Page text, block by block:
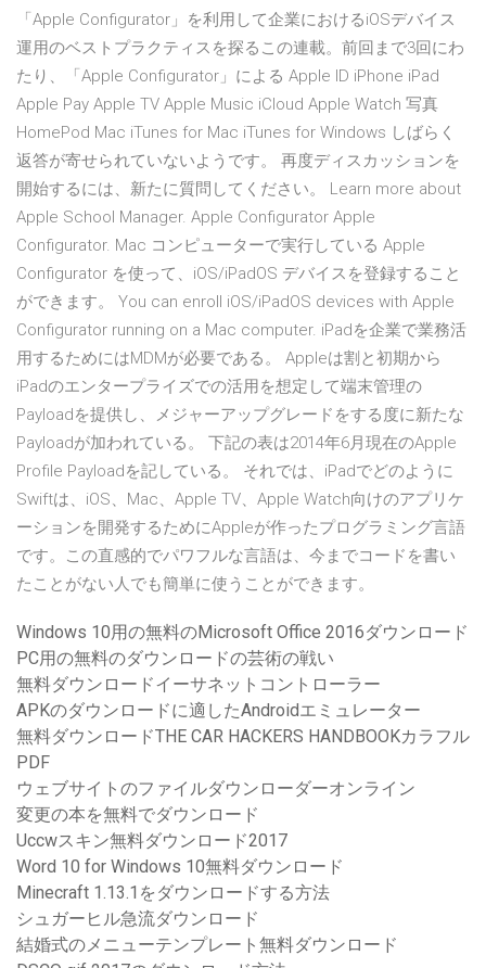
「Apple Configurator」を利用して企業におけるiOSデバイス
運用のベストプラクティスを探るこの連載。前回まで3回にわ
たり、「Apple Configurator」による Apple ID iPhone iPad
Apple Pay Apple TV Apple Music iCloud Apple Watch 写真
HomePod Mac iTunes for Mac iTunes for Windows しばらく
返答が寄せられていないようです。 再度ディスカッションを
開始するには、新たに質問してください。 Learn more about
Apple School Manager. Apple Configurator Apple
Configurator. Mac コンピューターで実行している Apple
Configurator を使って、iOS/iPadOS デバイスを登録すること
ができます。 You can enroll iOS/iPadOS devices with Apple
Configurator running on a Mac computer. iPadを企業で業務活
用するためにはMDMが必要である。 Appleは割と初期から
iPadのエンタープライズでの活用を想定して端末管理の
Payloadを提供し、メジャーアップグレードをする度に新たな
Payloadが加われている。 下記の表は2014年6月現在のApple
Profile Payloadを記している。 それでは、iPadでどのように
Swiftは、iOS、Mac、Apple TV、Apple Watch向けのアプリケ
ーションを開発するためにAppleが作ったプログラミング言語
です。この直感的でパワフルな言語は、今までコードを書い
たことがない人でも簡単に使うことができます。
Windows 10用の無料のMicrosoft Office 2016ダウンロード
PC用の無料のダウンロードの芸術の戦い
無料ダウンロードイーサネットコントローラー
APKのダウンロードに適したAndroidエミュレーター
無料ダウンロードTHE CAR HACKERS HANDBOOKカラフル
PDF
ウェブサイトのファイルダウンローダーオンライン
変更の本を無料でダウンロード
Uccwスキン無料ダウンロード2017
Word 10 for Windows 10無料ダウンロード
Minecraft 1.13.1をダウンロードする方法
シュガーヒル急流ダウンロード
結婚式のメニューテンプレート無料ダウンロード